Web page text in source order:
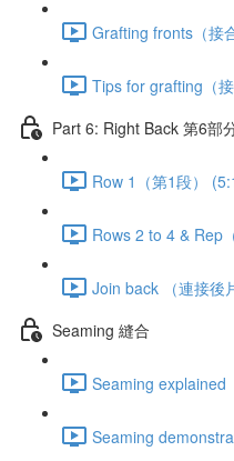
Grafting fronts（接
Tips for grafting（
Part 6: Right Back 第6部
Row 1（第1段）
Rows 2 to 4 & Rep
Join back （連接後
Seaming 縫合
Seaming explained
Seaming